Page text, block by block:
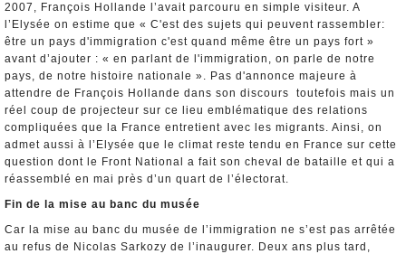
2007, François Hollande l’avait parcouru en simple visiteur. A
l’Elysée on estime que « C'est des sujets qui peuvent rassembler:
être un pays d'immigration c'est quand même être un pays fort »
avant d’ajouter : « en parlant de l'immigration, on parle de notre
pays, de notre histoire nationale ». Pas d'annonce majeure à
attendre de François Hollande dans son discours toutefois mais un
réel coup de projecteur sur ce lieu emblématique des relations
compliquées que la France entretient avec les migrants. Ainsi, on
admet aussi à l’Elysée que le climat reste tendu en France sur cette
question dont le Front National a fait son cheval de bataille et qui a
réassemblé en mai près d’un quart de l’électorat.
Fin de la mise au banc du musée
Car la mise au banc du musée de l’immigration ne s’est pas arrêtée
au refus de Nicolas Sarkozy de l’inaugurer. Deux ans plus tard,